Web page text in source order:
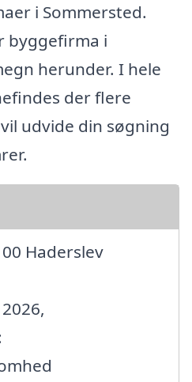
i Sommersted.
byggefirma i
herunder. I hele
der flere
udvide din søgning
Haderslev